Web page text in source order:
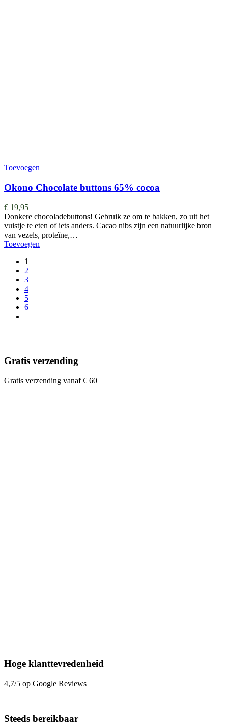
Toevoegen
Okono Chocolate buttons 65% cocoa
€ 19,95
Donkere chocoladebuttons! Gebruik ze om te bakken, zo uit het
vuistje te eten of iets anders. Cacao nibs zijn een natuurlijke bron
van vezels, proteïne,…
Toevoegen
1
2
3
4
5
6
Gratis verzending
Gratis verzending vanaf € 60
Hoge klanttevredenheid
4,7/5 op Google Reviews
Steeds bereikbaar